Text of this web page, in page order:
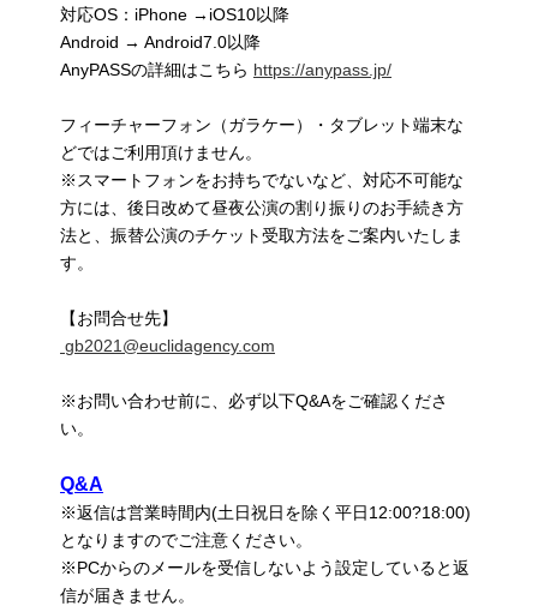
対応OS：iPhone →iOS10以降
Android → Android7.0以降
AnyPASSの詳細はこちら https://anypass.jp/
フィーチャーフォン（ガラケー）・タブレット端末な
どではご利用頂けません。
※スマートフォンをお持ちでないなど、対応不可能な
方には、後日改めて昼夜公演の割り振りのお手続き方
法と、振替公演のチケット受取方法をご案内いたしま
す。
【お問合せ先】
gb2021@euclidagency.com
※お問い合わせ前に、必ず以下Q&Aをご確認くださ
い。
Q&A
※返信は営業時間内(土日祝日を除く平日12:00?18:00)
となりますのでご注意ください。
※PCからのメールを受信しないよう設定していると返
信が届きません。